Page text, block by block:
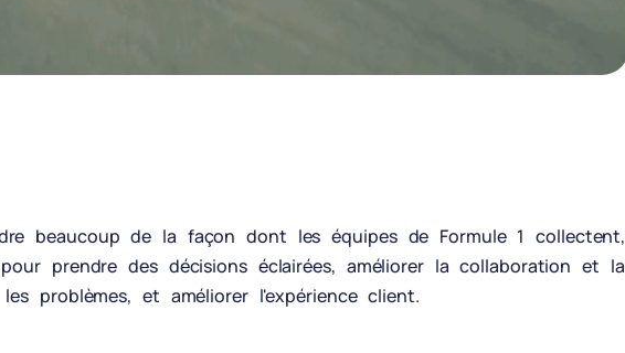
beaucoup de la façon dont les équipes de Formule 1 collectent,
prendre des décisions éclairées, améliorer la collaboration et la
problèmes, et améliorer l'expérience client.